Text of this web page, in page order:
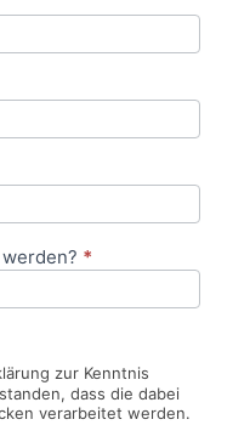
*
zur Kenntnis
dass die dabei
verarbeitet werden.